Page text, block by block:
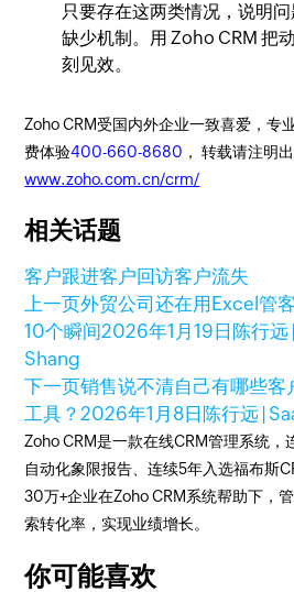
只要存在这两类情况，说明
缺少机制。用 Zoho CRM 把
刻见效。
Zoho CRM受国内外企业一致喜爱，专
费体验400-660-8680 ， 转载请注明
www.zoho.com.cn/crm/
相关话题
客户跟进客户回访客户流失
上一页外贸公司还在用Excel管
10个瞬间2026年1月19日 陈行远
Shang
下一页销售说不清自己有哪些客
工具？2026年1月8日 陈行远 |
Zoho CRM是一款在线CRM管理系统，
自动化象限报告、连续5年入选福布斯
30万+企业在Zoho CRM系统帮助下，
索转化率，实现业绩增长。
你可能喜欢